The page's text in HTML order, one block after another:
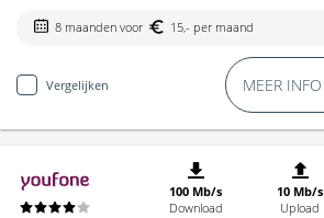
8 maanden voor 15,- per maand
Vergelijken MEER INFO
100 Mb/s
Download
10 Mb/s
Upload